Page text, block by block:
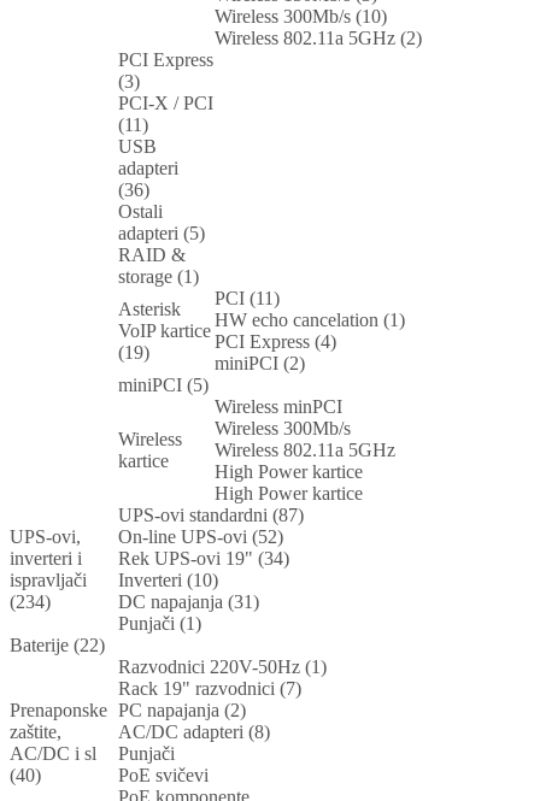
Wireless 300Mb/s (10)
Wireless 802.11a 5GHz (2)
PCI Express
(3)
PCI-X / PCI
(11)
USB
adapteri
(36)
Ostali
adapteri (5)
RAID &
storage (1)
Asterisk
VoIP kartice
(19)
PCI (11)
HW echo cancelation (1)
PCI Express (4)
miniPCI (2)
miniPCI (5)
Wireless
kartice
Wireless minPCI
Wireless 300Mb/s
Wireless 802.11a 5GHz
High Power kartice
High Power kartice
UPS-ovi,
inverteri i
ispravljači
(234)
UPS-ovi standardni (87)
On-line UPS-ovi (52)
Rek UPS-ovi 19" (34)
Inverteri (10)
DC napajanja (31)
Punjači (1)
Baterije (22)
Prenaponske
zaštite,
AC/DC i sl
(40)
Razvodnici 220V-50Hz (1)
Rack 19" razvodnici (7)
PC napajanja (2)
AC/DC adapteri (8)
Punjači
PoE svičevi